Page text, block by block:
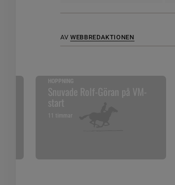
AV WEBBREDAKTIONEN
HOPPNING
Snuvade Rolf-Göran på VM-
start
11 timmar